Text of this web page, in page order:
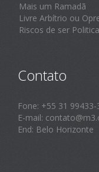
Mais um Ramadã
Livre Arbítrio ou
Riscos de ser
Contato
Fone: +55 31
E-mail:
End: Belo Horizonte